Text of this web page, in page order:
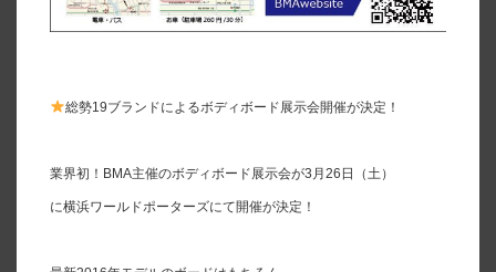
総勢19ブランドによるボディボード展示会開催が決定！
業界初！BMA主催のボディボード展示会が3月26日（土）
に横浜ワールドポーターズにて開催が決定！